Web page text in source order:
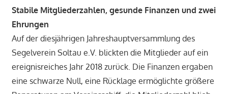
Stabile Mitgliederzahlen, gesunde Finanzen und zwei
Ehrungen
Auf der diesjährigen Jahreshauptversammlung des
Segelverein Soltau e.V. blickten die Mitglieder auf ein
ereignisreiches Jahr 2018 zurück. Die Finanzen ergaben
eine schwarze Null, eine Rücklage ermöglichte größere